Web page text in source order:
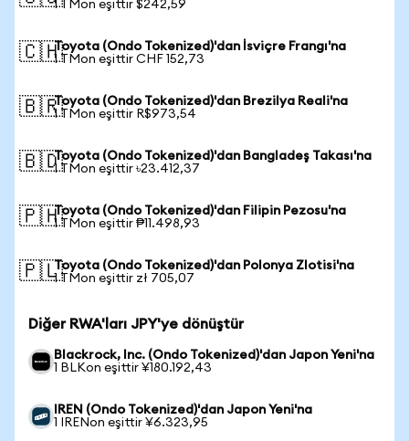
1 TMon eşittir $242,59
🇨🇭Toyota (Ondo Tokenized)'dan İsviçre Frangı'na
1 TMon eşittir CHF 152,73
🇧🇷Toyota (Ondo Tokenized)'dan Brezilya Reali'na
1 TMon eşittir R$973,54
🇧🇩Toyota (Ondo Tokenized)'dan Bangladeş Takası'na
1 TMon eşittir ৳23.412,37
🇵🇭Toyota (Ondo Tokenized)'dan Filipin Pezosu'na
1 TMon eşittir ₱11.498,93
🇵🇱Toyota (Ondo Tokenized)'dan Polonya Zlotisi'na
1 TMon eşittir zł 705,07
Diğer RWA'ları JPY'ye dönüştür
Blackrock, Inc. (Ondo Tokenized)'dan Japon Yeni'na
1 BLKon eşittir ¥180.192,43
IREN (Ondo Tokenized)'dan Japon Yeni'na
1 IRENon eşittir ¥6.323,95